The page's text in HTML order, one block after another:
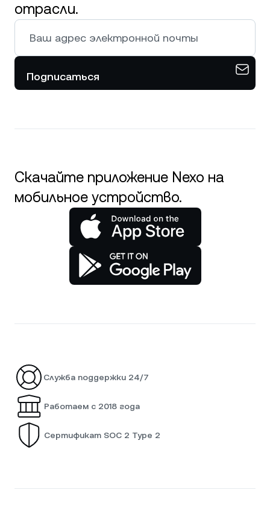
отрасли.
Подписаться
Скачайте приложение Nexo на
мобильное устройство.
Служба поддержки 24/7
Работаем с 2018 года
Сертификат SOC 2 Type 2